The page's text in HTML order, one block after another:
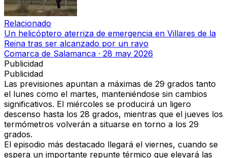
Relacionado
Un helicóptero aterriza de emergencia en Villares de la
Reina tras ser alcanzado por un rayo
Comarca de Salamanca · 28 may 2026
Publicidad
Publicidad
Las previsiones apuntan a máximas de 29 grados tanto
el lunes como el martes, manteniéndose sin cambios
significativos. El miércoles se producirá un ligero
descenso hasta los 28 grados, mientras que el jueves los
termómetros volverán a situarse en torno a los 29
grados.
El episodio más destacado llegará el viernes, cuando se
espera un importante repunte térmico que elevará las